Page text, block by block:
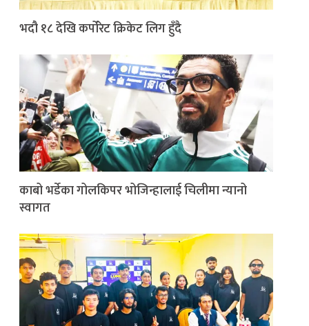
भदौ १८ देखि कर्पोरेट क्रिकेट लिग हुँदै
काबो भर्डेका गोलकिपर भोजिन्हालाई चिलीमा न्यानो
स्वागत